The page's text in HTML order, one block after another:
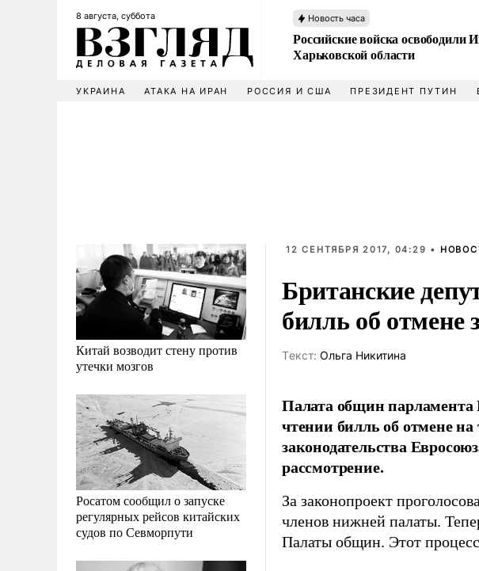
8 августа, суббота Новость часа
Российские войска освободили
Харьковской области
УКРАИНА АТАКА НА ИРАН РОССИЯ И США ПРЕЗИДЕНТ ПУТИН
Китай возводит стену против
утечки мозгов
Росатом сообщил о запуске
регулярных рейсов китайских
судов по Севморпути
12 СЕНТЯБРЯ 2017, 04:29 •
Британские
билль об отмене
Tекст: Ольга Никитина
Палата общин парламента
чтении билль об отмене
законодательства
рассмотрение.
За законопроект
членов нижней палаты.
Палаты общин. Этот